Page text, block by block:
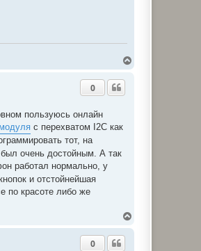
0
пользуюсь онлайн
с перехватом I2C как
тот, на
очень достойным. А так
работал нормально, у
и отстойнейшая
по красоте либо же
0